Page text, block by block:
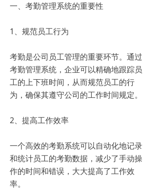
一、考勤管理系统的重要性
1、规范员工行为
考勤是公司员工管理的重要环节。通过
考勤管理系统，企业可以精确地跟踪员
工的上下班时间，从而规范员工的行
为，确保其遵守公司的工作时间规定。
2、提高工作效率
一个高效的考勤系统可以自动化地记录
和统计员工的考勤数据，减少了手动操
作的时间和错误，大大提高了工作效
率。